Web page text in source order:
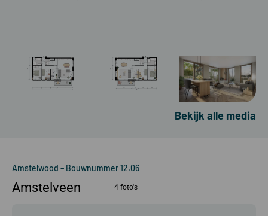
Bekijk alle media
Amstelwood – Bouwnummer 12.06
Amstelveen 4 foto's